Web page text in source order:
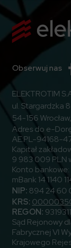
Obserwuj nas
ELEKTROTIM
ul. Stargardzka 8
54-156
Adres do e-
AE:PL-94168-
Kapitał
9 983 009 PLN
Konto bankowe:
mBank 14 1140
NIP: 894 24 60
KRS:
REGON:
Sąd Rejonowy
Fabrycznej VI
Krajowego